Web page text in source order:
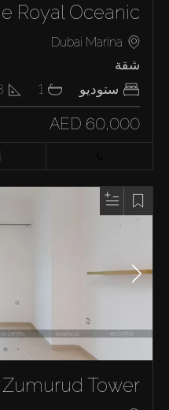
Royal Oceanic
Dubai Marina
شقة
ستوديو
1
AED 60,000
Zumurud Tower